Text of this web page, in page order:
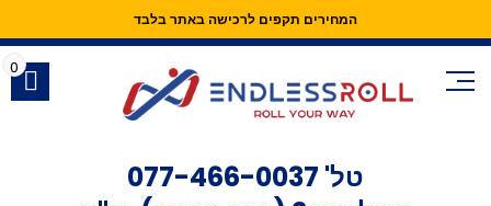
המחירים תקפים לרכישה באתר בלבד
Skip
Content
טל' 077-466-0037
0